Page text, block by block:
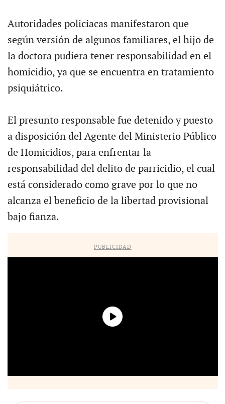
Autoridades policiacas manifestaron que
según versión de algunos familiares, el hijo de
la doctora pudiera tener responsabilidad en el
homicidio, ya que se encuentra en tratamiento
psiquiátrico.
El presunto responsable fue detenido y puesto
a disposición del Agente del Ministerio Público
de Homicidios, para enfrentar la
responsabilidad del delito de parricidio, el cual
está considerado como grave por lo que no
alcanza el beneficio de la libertad provisional
bajo fianza.
PUBLICIDAD